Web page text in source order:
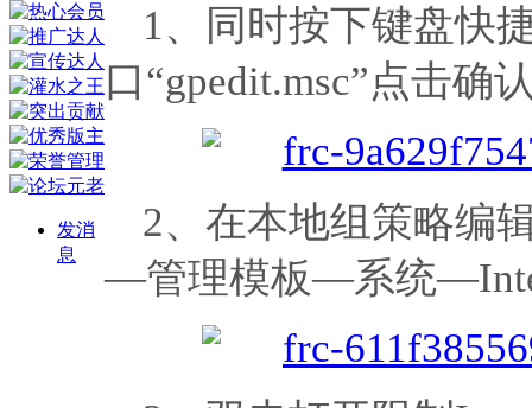
发消
息
1、同时按下键盘快
口“gpedit.msc”点击确
2、在本地组策略编
—管理模板—系统